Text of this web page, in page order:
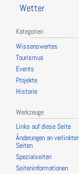
Wetter
Kategorien
Wissenswertes
Tourismus
Events
Projekte
Historie
Werkzeuge
Links auf diese Seite
Änderungen an verlinkten
Seiten
Spezialseiten
Seiten­­informationen